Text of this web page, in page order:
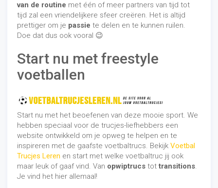
van de routine met één of meer partners van tijd tot
tijd zal een vriendelijkere sfeer creëren. Het is altijd
prettiger om je passie te delen en te kunnen ruilen.
Doe dat dus ook vooral 😉
Start nu met freestyle
voetballen
Start nu met het beoefenen van deze mooie sport. We
hebben speciaal voor de trucjes-liefhebbers een
website ontwikkeld om je opweg te helpen en te
inspireren met de gaafste voetbaltrucs. Bekijk Voetbal
Trucjes Leren en start met welke voetbaltruc jij ook
maar leuk of gaaf vind. Van opwiptrucs tot transitions.
Je vind het hier allemaal!